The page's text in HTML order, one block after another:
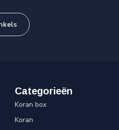
Categorieën
Koran box
Koran